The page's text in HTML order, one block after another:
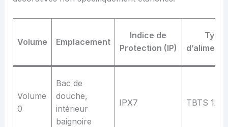
Volume Emplacement
Indice de
Protection (IP)
Type
Volume
0
Bac de
douche,
intérieur
baignoire
IPX7 TBTS 12V